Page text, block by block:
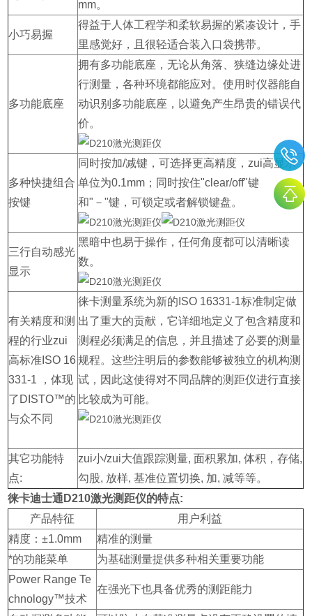
mm。
小巧易握
得益于人体工程学和柔软易握的紧凑设计，手
里感觉好，且很轻适合装入口袋携带。
多功能底座
拥有多功能底座，无论从角落、狭缝边缘处进
行测量，各种环境都能应对。使用时仪器能自
动识别多功能底座，以避免产生昂贵的错误代
价。
多种快捷组合
按键
同时按加/减键，可选择更高精度，zui高显示
单位为0.1mm；同时按住"clear/off"键
和"－"键，可锁定或者解锁键盘。
三行自动感光
显示
黑暗中也易于操作，任何角度都可以清晰读
数。
有关精度和测
程的行业zui
高标准ISO 16
331-1 ，体现
了DISTO™的
与众不同
徕卡测量系统为新的ISO 16331-1标准制定做
出了重大的贡献，它详细地定义了包含精度和
测程必须满足的信息，并且描述了必要的测量
规程。这些注明后的参数能够被独立的机构测
试，因此这使得对不同品牌的测距仪进行直接
比较成为可能。
其它功能特
点:
zui小/zui大值跟踪测量, 面积累加, 体积，存储,
勾股, 放样, 基准位置切换, 加, 减等等。
徕卡迪士通D210激光测距仪的特点:
产品特征
用户利益
精度：±1.0mm
精准的测量
*的功能菜单
为基础测量提供多种相关重要功能
Power Range Te
chnology™技术
在强光下也具备优秀的测距能力